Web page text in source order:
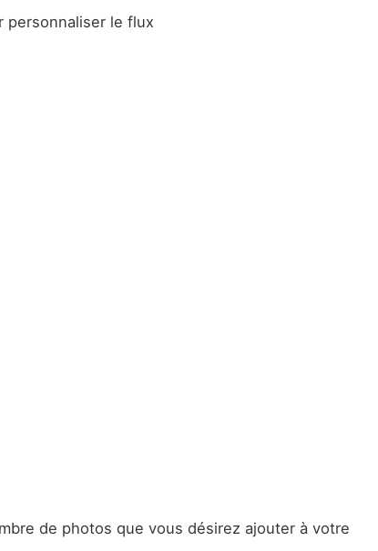
personnaliser le flux
de photos que vous désirez ajouter à votre